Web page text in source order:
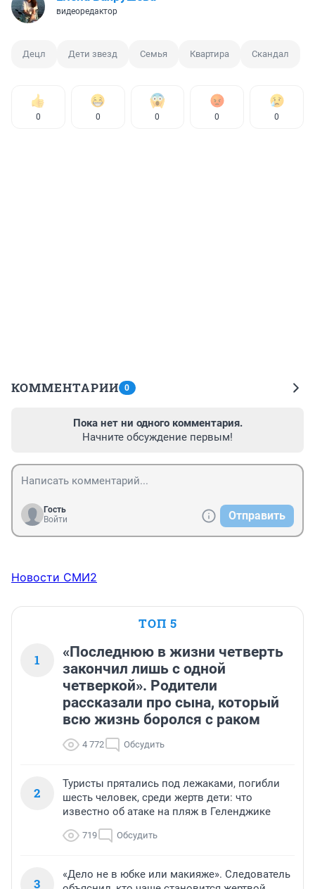
видеоредактор
Децл Дети звезд Семья Квартира Скандал
0 0 0 0 0
КОММЕНТАРИИ 0
Пока нет ни одного комментария.
Начните обсуждение первым!
Гость
Войти
Отправить
Новости СМИ2
ТОП 5
1
«Последнюю в жизни четверть
закончил лишь с одной
четверкой». Родители
рассказали про сына, который
всю жизнь боролся с раком
4 772 Обсудить
2
Туристы прятались под лежаками, погибли
шесть человек, среди жертв дети: что
известно об атаке на пляж в Геленджике
719 Обсудить
3
«Дело не в юбке или макияже». Следователь